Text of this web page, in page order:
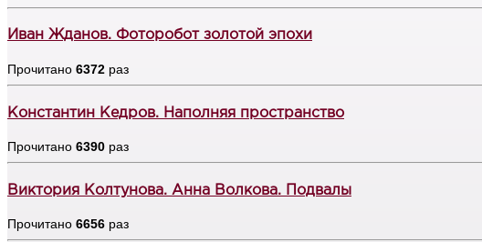
Иван Жданов. Фоторобот золотой эпохи
Прочитано 6372 раз
Константин Кедров. Наполняя пространство
Прочитано 6390 раз
Виктория Колтунова. Анна Волкова. Подвалы
Прочитано 6656 раз